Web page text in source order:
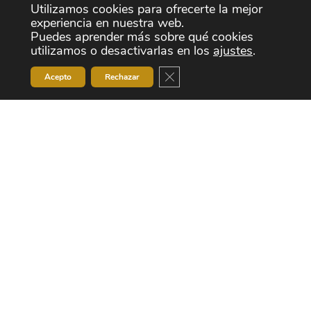
calzado, muebles, artículos de viaje, perfiles plásticos y de
madera, displays, artículos promocionales, lámparas,
paraguas, espejos, etc.
Utilizamos cookies para ofrecerte la mejor
experiencia en nuestra web.
Puedes aprender más sobre qué cookies
utilizamos o desactivarlas en los ajustes.
Acepto Rechazar Cerrar el banner de cookies